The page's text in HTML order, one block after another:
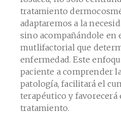
tratamiento
adaptaremos a la
sino acompañándole en
mutlifactorial que
enfermedad. Este
paciente a comprender
patología, facilitará el
terapéutico y favorecerá
tratamiento.